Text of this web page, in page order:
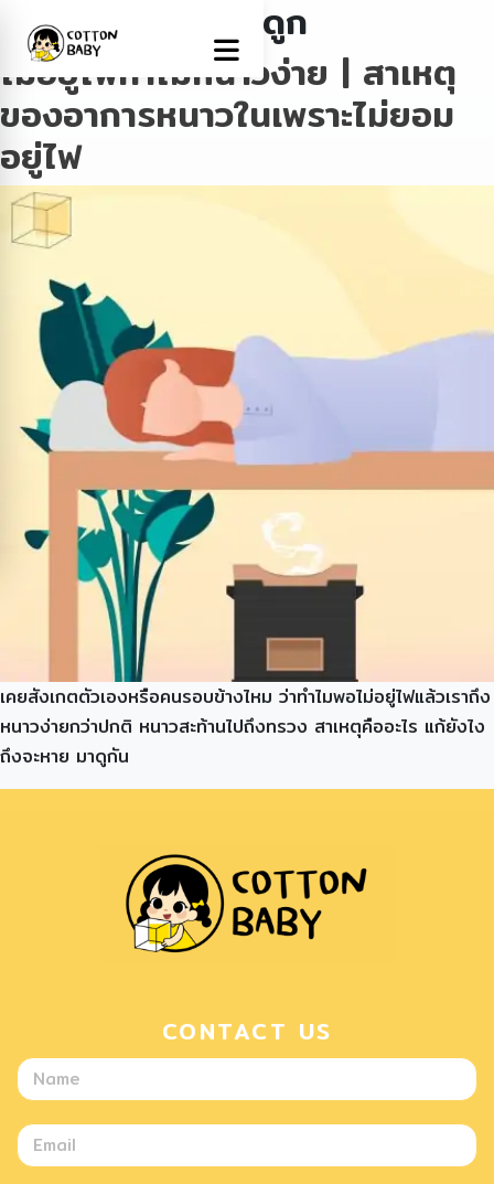
Tag:หนาวเข้ากระดูก
ไม่อยู่ไฟทำไมหนาวง่าย | สาเหตุ
ของอาการหนาวในเพราะไม่ยอม
อยู่ไฟ
เคยสังเกตตัวเองหรือคนรอบข้างไหม ว่าทำไมพอไม่อยู่ไฟแล้วเราถึง
หนาวง่ายกว่าปกติ หนาวสะท้านไปถึงทรวง สาเหตุคืออะไร แก้ยังไง
ถึงจะหาย มาดูกัน
CONTACT US